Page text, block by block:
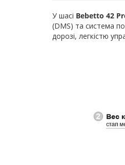
У шасі Bebetto 42
(DMS) та система
дорозі, легкістю